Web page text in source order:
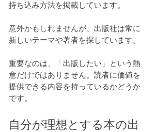
持ち込み方法を掲載しています。
意外かもしれませんが、出版社は常に
新しいテーマや著者を探しています。
重要なのは、「出版したい」という熱
意だけではありません。読者に価値を
提供できる内容を持っているかどうか
です。
自分が理想とする本の出